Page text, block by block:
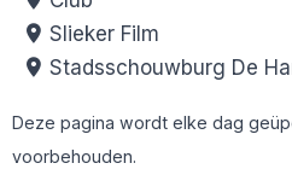
Slieker Film
Stadsschouwburg De
Deze pagina wordt elke dag
voorbehouden.